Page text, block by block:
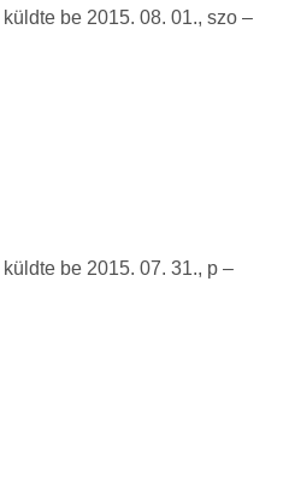
küldte be 2015. 08. 01., szo –
küldte be 2015. 07. 31., p –